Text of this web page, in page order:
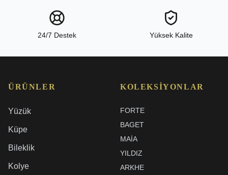
24/7 Destek Yüksek Kalite
ÜRÜNLER
Yüzük
Küpe
Bileklik
Kolye
KOLEKSIYONLAR
FORTE
BAGET
MAIA
YILDIZ
ARKHE